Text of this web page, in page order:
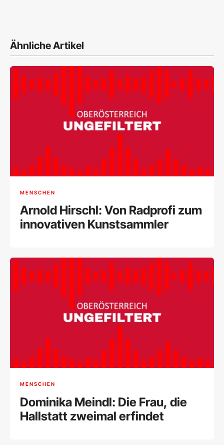
Ähnliche Artikel
MENSCHEN
Arnold Hirschl: Von Radprofi zum
innovativen Kunstsammler
MENSCHEN
Dominika Meindl: Die Frau, die
Hallstatt zweimal erfindet